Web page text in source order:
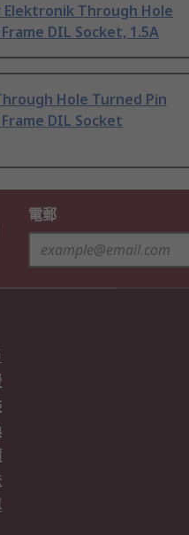
Elektronik Through Hole
DIL Socket, 1.5A
Hole Turned Pin
DIL Socket
電郵